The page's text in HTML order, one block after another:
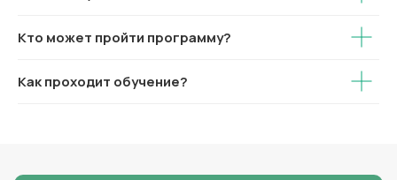
Кто может пройти программу?
Как проходит обучение?